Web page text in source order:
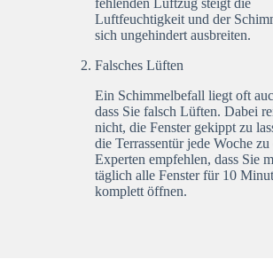
fehlenden Luftzug steigt die
Luftfeuchtigkeit und der
sich ungehindert ausbreiten.
Falsches Lüften
Ein Schimmelbefall liegt oft
dass Sie falsch Lüften. Dabei
nicht, die Fenster gekippt zu
die Terrassentür jede Woche
Experten empfehlen, dass Sie
täglich alle Fenster für 10
komplett öffnen.